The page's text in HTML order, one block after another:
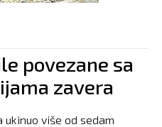
povezane sa
zavera
više od sedam